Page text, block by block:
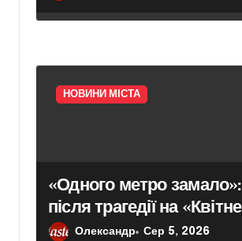
НОВИНИ МІСТА
«Одного метро
після трагедії на
вимагають додаткових
Олександр Сер 5, 2026